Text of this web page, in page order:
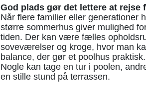
God plads gør det lettere at rejse
Når flere familier eller generationer
større sommerhus giver mulighed
tiden. Der kan være fælles
soveværelser og kroge, hvor man
balance, der gør et poolhus
Nogle kan tage en tur i poolen,
en stille stund på terrassen.